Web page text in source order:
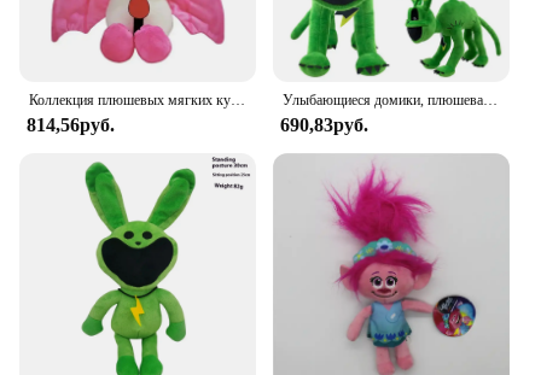
Коллекция плюшевых мягких кукол «Кошмарные животные», игрушка с улыбкой, мягкая модель мака, украшение для игровой комнаты, Рождественский подарок, игрушка
814,56руб.
Улыбающиеся домики, плюшевая игрушка для детей, спящий Кот, Мак, страшный, новый продукт, Лидер продаж, подарок на день рождения
690,83руб.